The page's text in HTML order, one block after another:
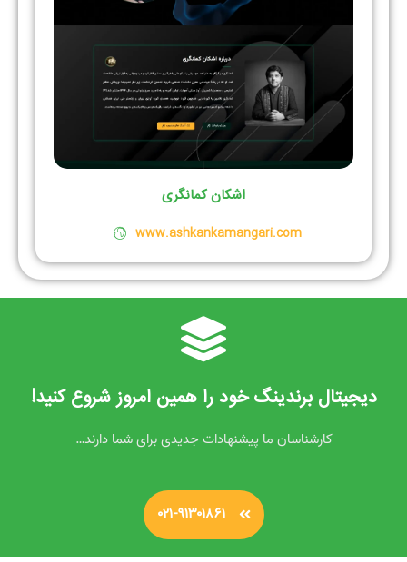
اشکان کمانگری
www.ashkankamangari.com
دیجیتال برندینگ خود را همین امروز شروع کنید!
کارشناسان ما پیشنهادات جدیدی برای شما دارند…
۰۲۱-۹۱۳۰۱۸۶۱